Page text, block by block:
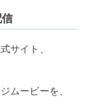
サイト、
ムービーを、